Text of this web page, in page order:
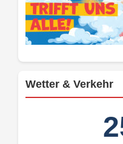
Wetter & Verkehr